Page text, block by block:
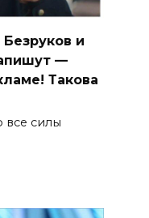
и
—
Такова
все силы